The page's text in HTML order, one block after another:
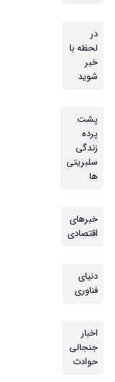
در
لحظه با
خبر
شوید
پشت
پرده
زندگی
سلبریتی
ها
خبرهای
اقتصادی
دنیای
فناوری
اخبار
جنجالی
حوادث